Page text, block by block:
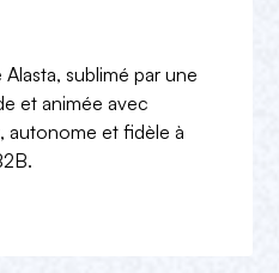
sublimé par une
et animée avec
autonome et fidèle à